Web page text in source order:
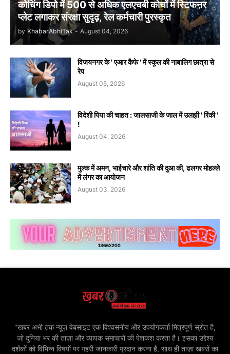
कोचिंग डिपो में 500 से अधिक एलएचबी कोचों में स्टिफऩर
प्लेट लगाकर संरक्षा सुदृढ़, रेल कर्मचारी पुरस्कृत
by KhabarAbhiTak - August 04, 2026
विजयनगर के ' एआर कैफे ' में स्कूल की नाबालिग छात्रा से
रेप
August 05, 2026
विदेशी पिया की चाहत : जालसाजी के जाल में उलझी ' रिंकी '
!
August 04, 2026
मुल्क में अमन, भाईचारे और शांति की दुआ की, ढलगर मोहल्ले
में लंगर का आयोजन
August 03, 2026
"खबर अभी तक न्यूज़ वेबसाइट एक विश्वसनीय और उपयोगकर्ता मित्रपूर्ण स्रोत है,
जो दुनिया भर की ताज़ा और व्यापक समाचारों की पेशकश करता है। इसका उद्देश्य
दर्शकों को विभिन्न विषयों पर गहरी जानकारी प्रदान करना है, साथ ही ताज़ा खबरों का